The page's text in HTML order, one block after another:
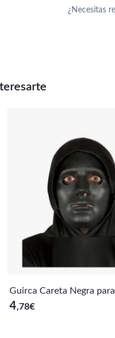
¿Necesitas
Guirca Careta Negra
4,78€